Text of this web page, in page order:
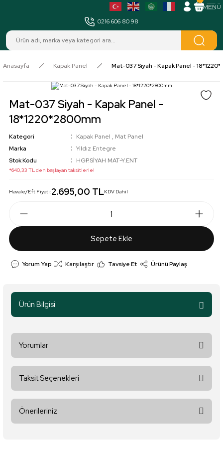
0216 606 80 98
Anasayfa Kapak Panel Mat-037 Siyah - Kapak Panel -
Mat-037 Siyah - Kapak Panel -
18*1220*2800mm
Kategori Kapak Panel , Mat Panel
Marka
Yıldız Entegre
Stok Kodu
HGP.SİYAH MAT-Y.ENT
*640,33 TL den başlayan taksitlerle!
Havale/Eft Fiyatı:2.695,00 TLKDV Dahil
Sepete Ekle
Yorum Yap Karşılaştır Tavsiye Et Ürünü Paylaş
Ürün Bilgisi
Yorumlar
Taksit Seçenekleri
Önerileriniz